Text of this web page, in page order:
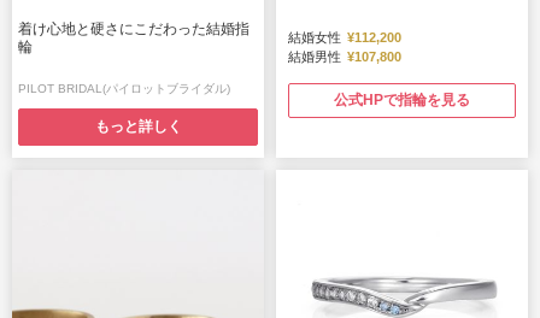
着け心地と硬さにこだわった結婚指
輪
PILOT BRIDAL(パイロットブライダル)
もっと詳しく
結婚女性 ¥112,200
結婚男性 ¥107,800
公式HPで指輪を見る